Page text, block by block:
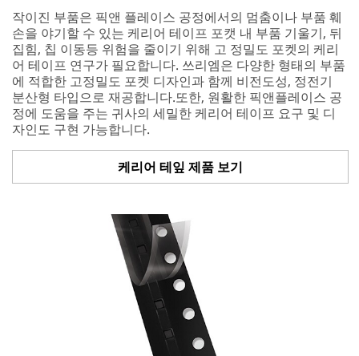
작이진 부품은 픽앤 플레이스 공정에서의 멈춤이나 부품 훼
손을 야기할 수 있는 케리어 테이프 포캣 내 부품 기울기, 뒤
집힘, 칩 이동등 위험을 줄이기 위해 고 정밀도 포켓의 케리
어 테이프 연구가 필요합니다. 쓰리엠은 다양한 형태의 부품
에 적합한 고정밀도 포켓 디자인과 함께 비전도성, 정전기
분산형 타입으로 재공합니다.또한, 원활한 픽앤플레이스 공
정에 도움을 주는 귀사의 세밀한 케리어 테이프 요구 및 디
자인도 구현 가능합니다.
케리어 테잎 제품 보기